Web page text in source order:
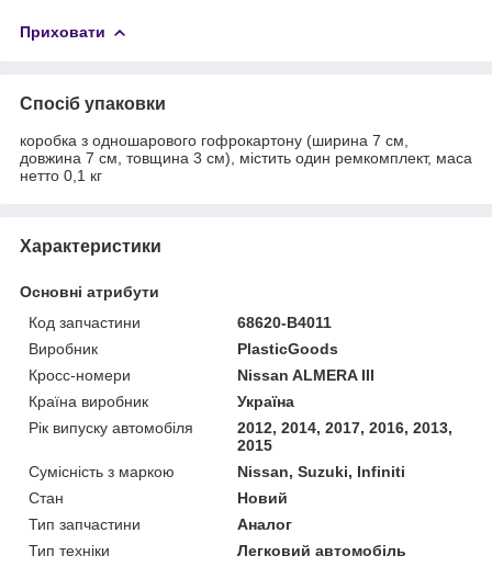
Приховати
Спосіб упаковки
коробка з одношарового гофрокартону (ширина 7 см,
довжина 7 см, товщина 3 см), містить один ремкомплект, маса
нетто 0,1 кг
Характеристики
Основні атрибути
Код запчастини
68620-B4011
Виробник
PlasticGoods
Кросс-номери
Nissan ALMERA III
Країна виробник
Україна
Рік випуску автомобіля
2012, 2014, 2017, 2016, 2013,
2015
Сумісність з маркою
Nissan, Suzuki, Infiniti
Стан
Новий
Тип запчастини
Аналог
Тип техніки
Легковий автомобіль